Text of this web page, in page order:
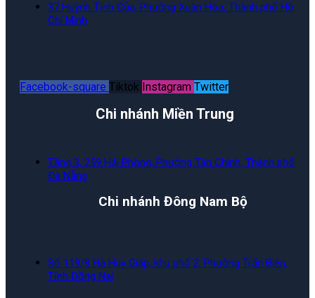
37 Huỳnh Tịnh Của, Phường Xuân Hòa, Thành phố Hồ
Chí Minh
Facebook-square Tiktok Instagram Twitter
Chi nhánh Miền Trung
Tầng 3, 259 Hải Phòng, Phường Tân Chính, Thành phố
Đà Nẵng
Chi nhánh Đông Nam Bộ
Số 119/8 Hà Huy Giáp, khu phố 2, Phường Trấn Biên,
Tỉnh Đồng Nai